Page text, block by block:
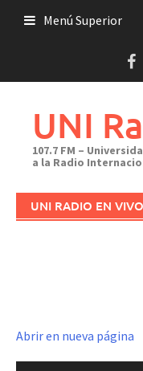
Menú Superior
UNI
107.7 FM –
a la Radio
UNI RADIO EN VIVO
Abrir en nueva página